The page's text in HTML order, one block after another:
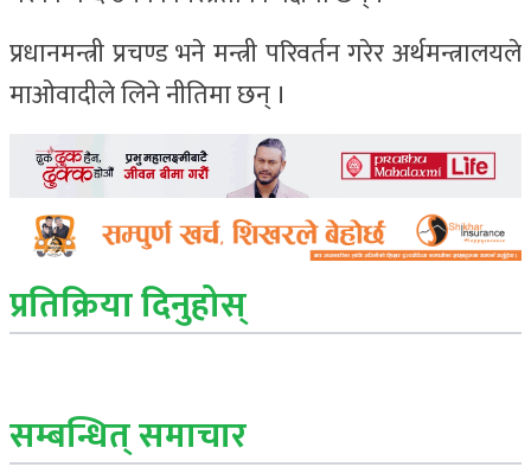
प्रधानमन्त्री प्रचण्ड भने मन्त्री परिवर्तन गरेर अर्थमन्त्रालयले
माओवादीले लिने नीतिमा छन् ।
प्रतिक्रिया दिनुहोस्
सम्बन्धित् समाचार